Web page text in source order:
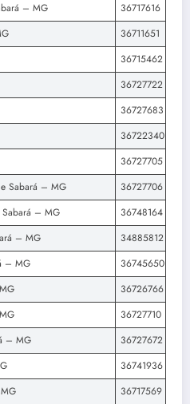
– MG
36717616
36711651
36715462
36727722
36727683
36722340
36727705
Sabará – MG
36727706
Sabará – MG
36748164
– MG
34885812
– MG
36745650
36726766
36727710
– MG
36727672
36741936
36717569